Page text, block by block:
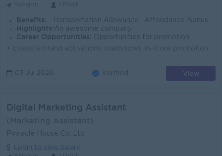
Benefits: . Transportation Allowance . Attendance Bonus
Highlights: An awesome company
Career Opportunities: Opportunities for promotion
03 Jul 2026 Verified View
Digital Marketing Assistant
Pinnacle House Co.,Ltd
Login to view Salary